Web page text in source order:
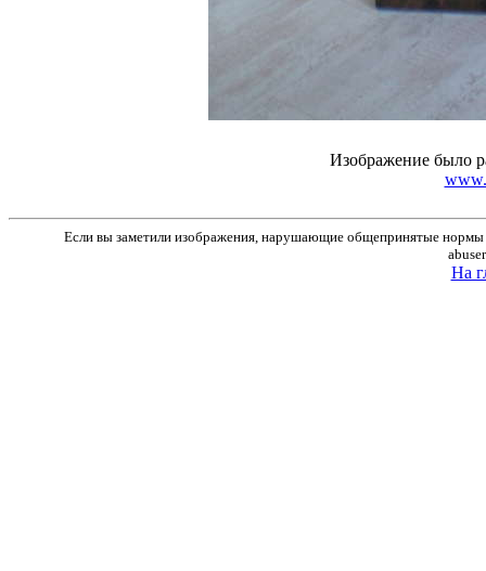
Изображение было
Если вы заметили изображения, нарушающие общепринятые нормы
На